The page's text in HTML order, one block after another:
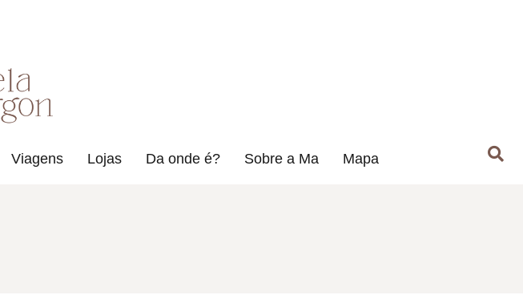
Viagens Lojas Da onde é? Sobre a Ma Mapa